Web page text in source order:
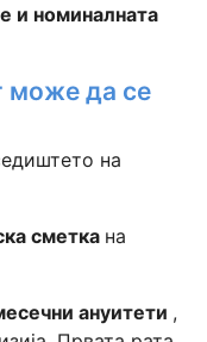
и номиналната
може да се
на
сметка на
ануитети ,